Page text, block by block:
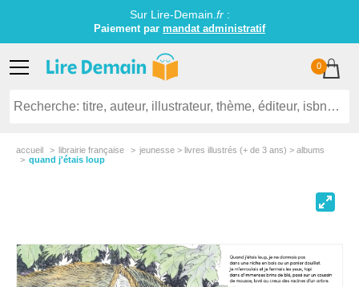
Sur Lire-Demain. fr:
Paiement par mandat administratif
0
accueil librairie française
jeunesse > livres illustrés (+ de 3 ans) > albums
quand j'étais loup